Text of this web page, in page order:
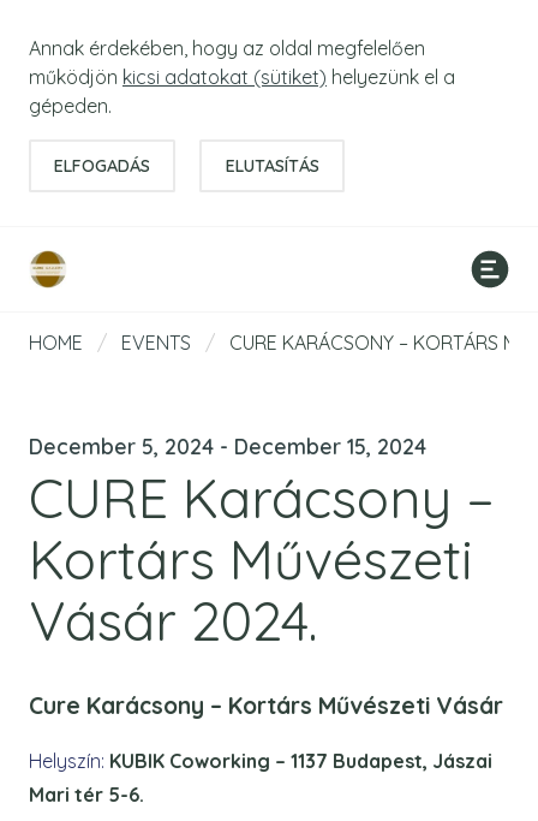
Annak érdekében, hogy az oldal megfelelően
működjön kicsi adatokat (sütiket) helyezünk el a
gépeden.
ELFOGADÁS ELUTASÍTÁS
HOME / EVENTS / CURE KARÁCSONY – KORTÁRS
December 5, 2024 - December 15, 2024
CURE Karácsony –
Kortárs Művészeti
Vásár 2024.
Cure Karácsony – Kortárs Művészeti Vásár
Helyszín: KUBIK Coworking – 1137 Budapest, Jászai
Mari tér 5-6.